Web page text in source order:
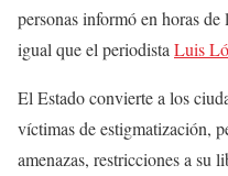
personas informó en horas
igual que el periodista Luis
El Estado convierte a los
víctimas de estigmatización,
amenazas, restricciones a su